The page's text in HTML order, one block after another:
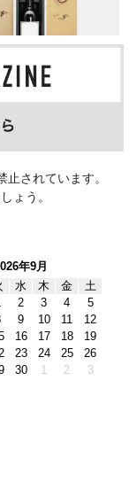
されています。
ょう。
年9月
水 木 金
土
2 3 4
5
9 10 11
12
16 17 18
19
23 24 25
26
30 1 2 3